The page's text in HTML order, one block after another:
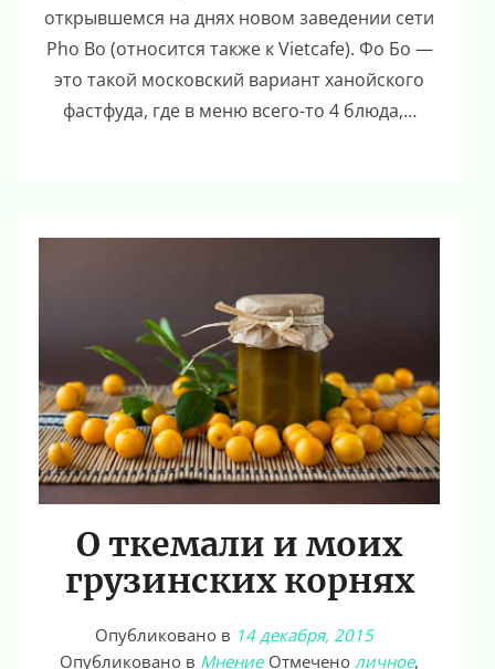
открывшемся на днях новом заведении сети
Pho Bo (относится также к Vietcafe). Фо Бо —
это такой московский вариант ханойского
фастфуда, где в меню всего-то 4 блюда,…
О ткемали и моих
грузинских корнях
Опубликовано в 14 декабря, 2015
Опубликовано в Мнение Отмечено личное,